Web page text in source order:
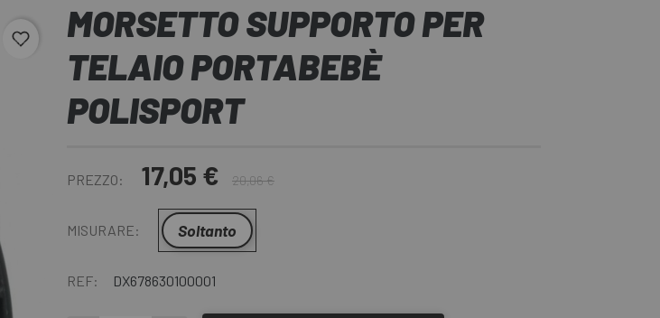
favorite_border
MORSETTO SUPPORTO PER
TELAIO PORTABEBÈ
POLISPORT
PREZZO: 17,05 € 20,06 €
MISURARE: Soltanto
REF: DX678630100001